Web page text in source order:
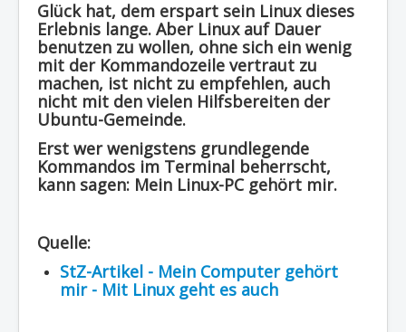
Glück hat, dem erspart sein Linux dieses
Erlebnis lange. Aber Linux auf Dauer
benutzen zu wollen, ohne sich ein wenig
mit der Kommandozeile vertraut zu
machen, ist nicht zu empfehlen, auch
nicht mit den vielen Hilfsbereiten der
Ubuntu-Gemeinde.
Erst wer wenigstens grundlegende
Kommandos im Terminal beherrscht,
kann sagen: Mein Linux-PC gehört mir.
Quelle:
StZ-Artikel - Mein Computer gehört
mir - Mit Linux geht es auch